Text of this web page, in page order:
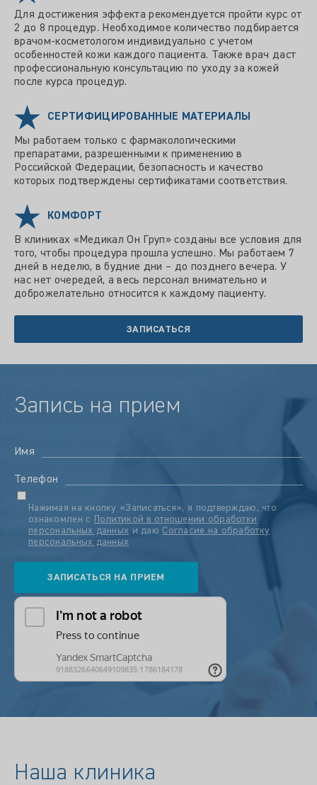
Для достижения эффекта рекомендуется пройти курс от
2 до 8 процедур. Необходимое количество подбирается
врачом-косметологом индивидуально с учетом
особенностей кожи каждого пациента. Также врач даст
профессиональную консультацию по уходу за кожей
после курса процедур.
СЕРТИФИЦИРОВАННЫЕ МАТЕРИАЛЫ
Мы работаем только с фармакологическими
препаратами, разрешенными к применению в
Российской Федерации, безопасность и качество
которых подтверждены сертификатами соответствия.
КОМФОРТ
В клиниках «Медикал Он Груп» созданы все условия для
того, чтобы процедура прошла успешно. Мы работаем 7
дней в неделю, в будние дни – до позднего вечера. У
нас нет очередей, а весь персонал внимательно и
доброжелательно относится к каждому пациенту.
ЗАПИСАТЬСЯ
Запись на прием
Имя
Телефон
Нажимая на кнопку «Записаться», я подтверждаю, что
ознакомлен с
Политикой в отношении обработки
персональных данных и даю Согласие на обработку
персональных данных
Наша клиника